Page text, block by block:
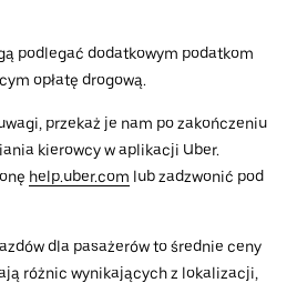
podlegać dodatkowym podatkom
opłatę drogową.
przekaż je nam po zakończeniu
kierowcy w aplikacji Uber.
help.uber.com lub zadzwonić pod
dla pasażerów to średnie ceny
różnic wynikających z lokalizacji,